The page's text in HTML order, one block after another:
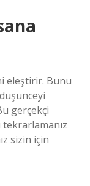
eleştirir. Bunu
gerçekçi
sizin için